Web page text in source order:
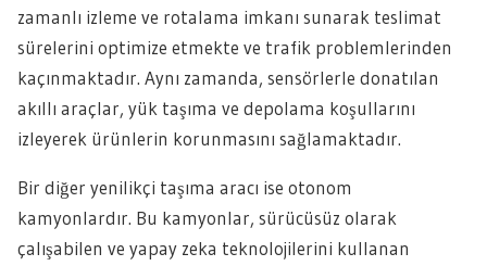
zamanlı izleme ve rotalama imkanı sunarak teslimat
sürelerini optimize etmekte ve trafik problemlerinden
kaçınmaktadır. Aynı zamanda, sensörlerle donatılan
akıllı araçlar, yük taşıma ve depolama koşullarını
izleyerek ürünlerin korunmasını sağlamaktadır.
Bir diğer yenilikçi taşıma aracı ise otonom
kamyonlardır. Bu kamyonlar, sürücüsüz olarak
çalışabilen ve yapay zeka teknolojilerini kullanan